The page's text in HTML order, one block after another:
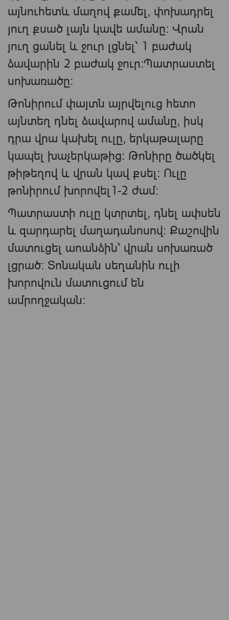
այնուհետև մաղով քամել, փոխադրել
յուղ քսած լայն կավե ամանը: Վրան
յուղ ցանել և ջուր լցնել՝ 1 բաժակ
ձավարին 2 բաժակ ջուր:Պատրաստել
սոխառածը:
Թոնիրում փայտն այրվելուց հետո
այնտեղ դնել ձավարով ամանը, իսկ
դրա վրա կախել ուլը, երկաթալարը
կապել խաչերկաթից: Թոնիրը ծածկել
թիթեղով և վրան կավ քսել: Ուլը
թոնիրում խորովել1-2 ժամ:
Պատրաստի ուլը կտրտել, դնել ափսեն
և զարդարել մաղադանոսով: Քաշովին
մատուցել աոանձին՝ վրան սոխառած
լցրած: Տոնական սեղանին ուլի
խորովուն մատուցում են
ամրողջական։